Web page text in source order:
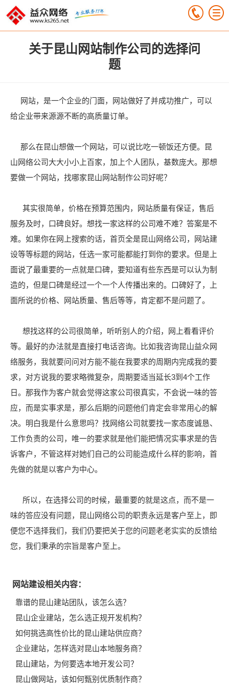
关于昆山网站制作公司的选择问
题
网站，是一个企业的门面，网站做好了并成功推广，可以
给企业带来源源不断的高质量订单。
那么在昆山想做一个网站，可以说比吃一顿饭还方便。昆
山网络公司大大小小上百家，加上个人团队，基数庞大。那想
要做一个网站，找哪家昆山网站制作公司好呢？
其实很简单，价格在预算范围内，网站质量有保证，售后
服务及时，口碑良好。想找一家这样的公司难不难？答案是不
难。如果你在网上搜索的话，首页全是昆山网络公司，网站建
设等等标题的网站，任选一家可能都能打到你的要求。但是上
面说了最重要的一点就是口碑，要知道有些东西是可以认为制
造的，但是口碑是经过一个一个人传播出来的。口碑好了，上
面所说的价格、网站质量、售后等等，肯定都不是问题了。
想找这样的公司很简单，听听别人的介绍，网上看看评价
等。最好的办法就是直接打电话咨询。比如我咨询昆山益众网
络服务，我就要问问对方能不能在我要求的周期内完成我的要
求，对方说我的要求略微复杂，周期要适当延长3到4个工作
日。那我作为客户就会觉得这家公司很真实，不会说一味的答
应，而是实事求是，那么后期的问题他们肯定会非常用心的解
决。明白我是什么意思吗？找网络公司就要找一家态度诚恳、
工作负责的公司，唯一的要求就是他们能把情况实事求是的告
诉客户，不管这样对她们自己的公司能造成什么样的影响，首
先做的就是以客户为中心。
所以，在选择公司的时候，最重要的就是这点，而不是一
味的答应没有问题，昆山网络公司的职责永远是客户至上，即
便您不选择我们，我们仍要把关于您的问题老老实实的反馈给
您，我们秉承的宗旨是客户至上。
网站建设相关内容：
靠谱的昆山建站团队，该怎么选？
昆山企业建站，怎么选正规开发机构？
如何挑选高性价比的昆山建站供应商？
企业建站，怎样选对昆山本地服务商？
昆山建站，为何要选本地开发公司？
昆山做网站，该如何甄别优质制作商？